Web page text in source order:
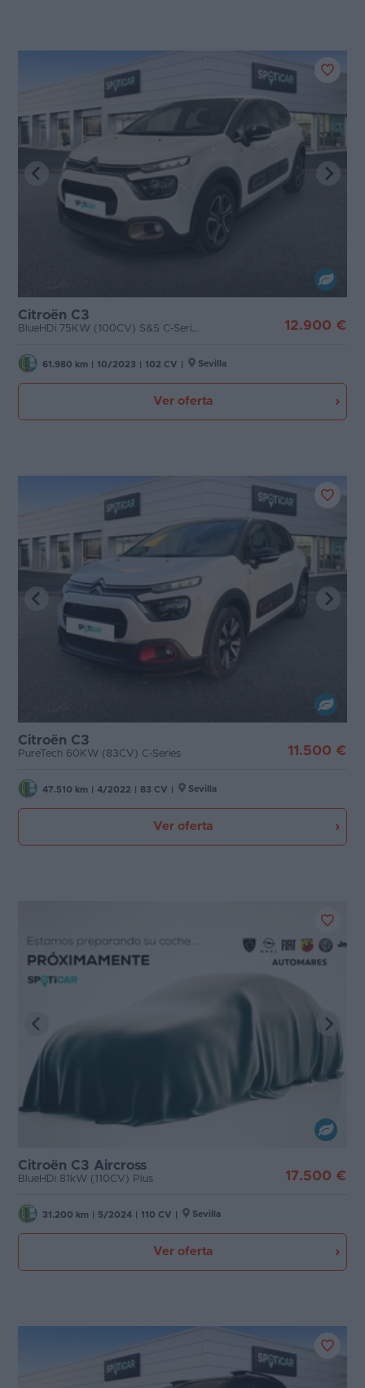
Citroën C3
12.900 €
61.980 km 10/2023 102 CV Sevilla
Ver oferta
Citroën C3
PureTech 60KW (83CV) C-Series 11.500 €
47.510 km 4/2022 83 CV Sevilla
Ver oferta
Citroën C3 Aircross
BlueHDi 81kW (110CV) Plus 17.500 €
31.200 km 5/2024 110 CV Sevilla
Ver oferta